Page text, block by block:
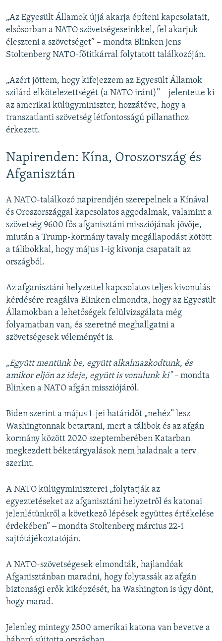
„Az Egyesült Államok újjá akarja építeni kapcsolatait,
elsősorban a NATO szövetségeseinkkel, fel akarjuk
éleszteni a szövetséget” – mondta Blinken Jens
Stoltenberg NATO-főtitkárral folytatott találkozóján.
„Azért jöttem, hogy kifejezzem az Egyesült Államok
szilárd elkötelezettségét (a NATO iránt)” – jelentette ki
az amerikai külügyminiszter, hozzátéve, hogy a
transzatlanti szövetség létfontosságú pillanathoz
érkezett.
Napirenden: Kína, Oroszország és
Afganisztán
A NATO-találkozó napirendjén szerepelnek a Kínával
és Oroszországgal kapcsolatos aggodalmak, valamint a
szövetség 9600 fős afganisztáni missziójának jövője,
miután a Trump-kormány tavaly megállapodást kötött
a tálibokkal, hogy május 1-ig kivonja csapatait az
országból.
Az afganisztáni helyzettel kapcsolatos teljes kivonulás
kérdésére reagálva Blinken elmondta, hogy az Egyesült
Államokban a lehetőségek felülvizsgálata még
folyamatban van, és szeretné meghallgatni a
szövetségesek véleményét is.
„Együtt mentünk be, együtt alkalmazkodtunk, és
amikor eljön az ideje, együtt is vonulunk ki"​ – mondta
Blinken a NATO afgán missziójáról.
Biden szerint a május 1-jei határidőt „nehéz” lesz
Washingtonnak betartani, mert a tálibok és az afgán
kormány között 2020 szeptemberében Katarban
megkezdett béketárgyalások nem haladnak a terv
szerint.
A NATO külügyminiszterei „folytatják az
egyeztetéseket az afganisztáni helyzetről és katonai
jelenlétünkről a következő lépések együttes értékelése
érdekében” ‒ mondta Stoltenberg március 22-i
sajtótájékoztatóján.
A NATO-szövetségesek elmondták, hajlandóak
Afganisztánban maradni, hogy folytassák az afgán
biztonsági erők kiképzését, ha Washington is úgy dönt,
hogy marad.
Jelenleg mintegy 2500 amerikai katona van bevetve a